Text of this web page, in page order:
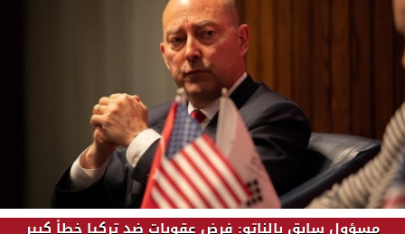
مسؤول سابق بالناتو: فرض عقوبات ضد تركيا خطأ كبير